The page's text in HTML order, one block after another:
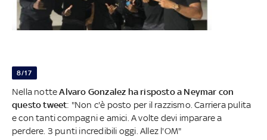
8/17
Nella notteAlvaro Gonzalez ha risposto a Neymar con
questo tweet: "Non c'è posto per il razzismo. Carriera pulita
e con tanti compagni e amici. A volte devi imparare a
perdere. 3 punti incredibili oggi. Allez l'OM"